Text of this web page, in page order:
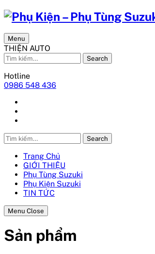
Menu
THIỆN AUTO
Search
Hotline
0986 548 436
Search
Trang Chủ
GIỚI THIỆU
Phụ Tùng Suzuki
Phụ Kiện Suzuki
TIN TỨC
Menu Close
Sản phẩm